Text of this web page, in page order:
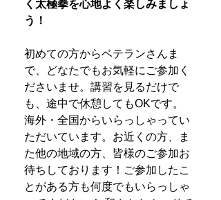
く太極拳を心地よく楽しみましょ
う！
初めての方からベテランさんま
で、どなたでもお気軽にご参加く
ださいませ。講習を見るだけで
も、途中で休憩してもOKです。
海外・全国からいらっしゃってい
ただいています。お近くの方、ま
た他の地域の方、皆様のご参加お
待ちしております！ご参加したこ
とがある方も何度でもいらっしゃ